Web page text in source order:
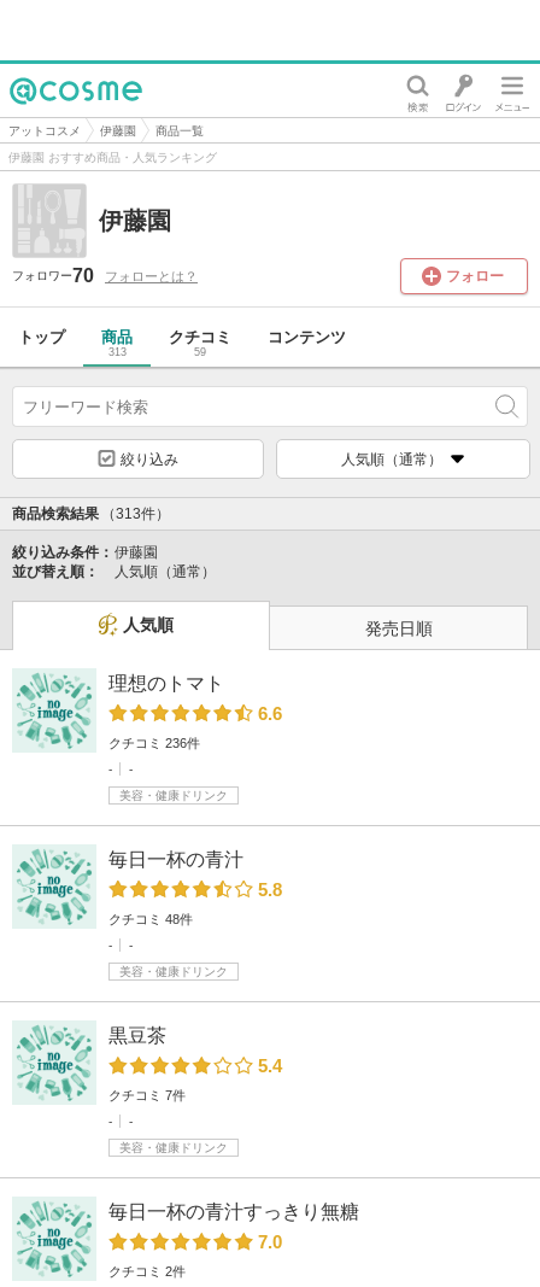
@cosme
アットコスメ 伊藤園
商品一覧
伊藤園 おすすめ商品・人気ランキング
伊藤園
フォロワー70 フォローとは？ フォロー
トップ 商品
313
クチコミ
59
コンテンツ
絞り込み 人気順（通常）
商品検索結果 （313件）
絞り込み条件： 伊藤園
並び替え順：
人気順（通常）
人気順 発売日順
理想のトマト
6.6
クチコミ 236件
-
-
美容・健康ドリンク
毎日一杯の青汁
5.8
クチコミ 48件
-
-
美容・健康ドリンク
黒豆茶
5.4
クチコミ 7件
-
-
美容・健康ドリンク
毎日一杯の青汁すっきり無糖
7.0
クチコミ 2件